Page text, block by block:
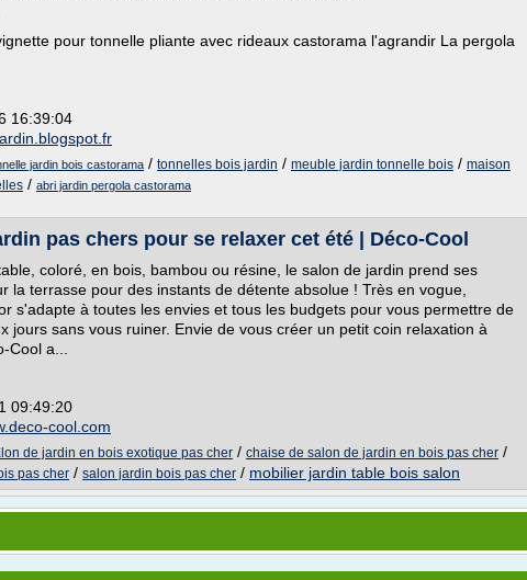
pour tonnelle pliante avec rideaux castorama l'agrandir La pergola
16:39:04
jardin bois castorama / tonnelles bois jardin / meuble jardin tonnelle bois / maison
/ abri jardin pergola castorama
pas chers pour se relaxer cet été | Déco-Cool
coloré, en bois, bambou ou résine, le salon de jardin prend ses
la terrasse pour des instants de détente absolue ! Très en vogue,
s'adapte à toutes les envies et tous les budgets pour vous permettre de
jours sans vous ruiner. Envie de vous créer un petit coin relaxation à
Cool a...
09:49:20
cool.com
de jardin en bois exotique pas cher / chaise de salon de jardin en bois pas cher /
pas cher / salon jardin bois pas cher / mobilier jardin table bois salon